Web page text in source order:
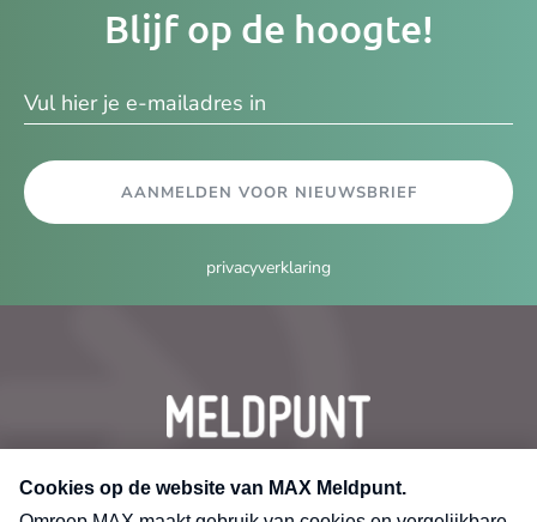
Blijf op de hoogte!
AANMELDEN VOOR NIEUWSBRIEF
privacyverklaring